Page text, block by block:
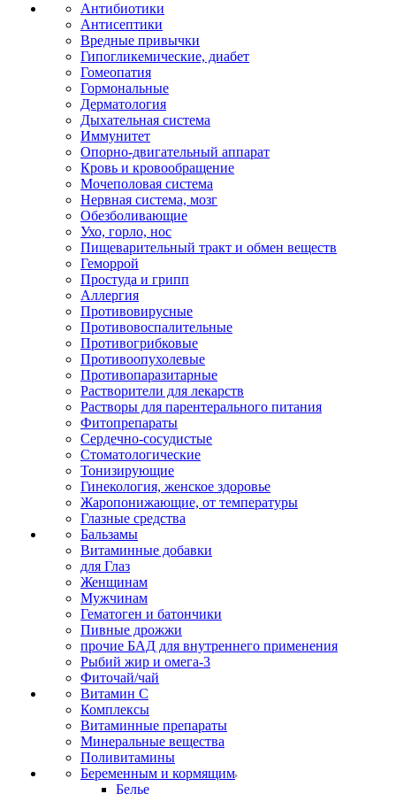
Антибиотики
Антисептики
Вредные привычки
Гипогликемические, диабет
Гомеопатия
Гормональные
Дерматология
Дыхательная система
Иммунитет
Опорно-двигательный аппарат
Кровь и кровообращение
Мочеполовая система
Нервная система, мозг
Обезболивающие
Ухо, горло, нос
Пищеварительный тракт и обмен веществ
Геморрой
Простуда и грипп
Аллергия
Противовирусные
Противовоспалительные
Противогрибковые
Противоопухолевые
Противопаразитарные
Растворители для лекарств
Растворы для парентерального питания
Фитопрепараты
Сердечно-сосудистые
Стоматологические
Тонизирующие
Гинекология, женское здоровье
Жаропонижающие, от температуры
Глазные средства
Бальзамы
Витаминные добавки
для Глаз
Женщинам
Мужчинам
Гематоген и батончики
Пивные дрожжи
прочие БАД для внутреннего применения
Рыбий жир и омега-3
Фиточай/чай
Витамин С
Комплексы
Витаминные препараты
Минеральные вещества
Поливитамины
Беременным и кормящим
Белье